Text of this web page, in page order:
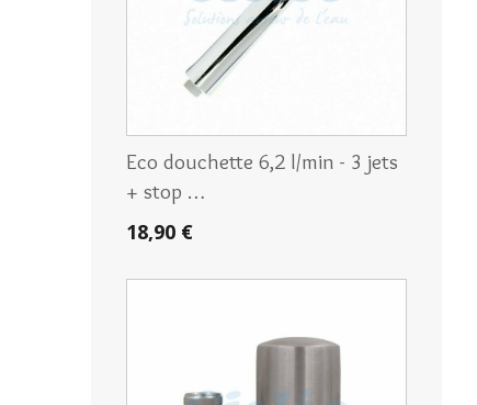
Eco douchette 6,2 l/min - 3 jets
+ stop …
18,90 €